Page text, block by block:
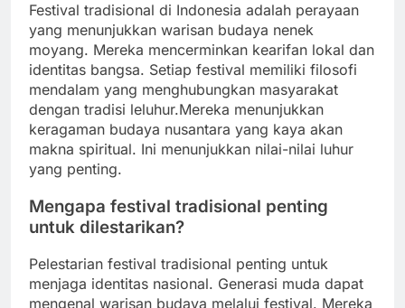
Festival tradisional di Indonesia adalah perayaan
yang menunjukkan warisan budaya nenek
moyang. Mereka mencerminkan kearifan lokal dan
identitas bangsa. Setiap festival memiliki filosofi
mendalam yang menghubungkan masyarakat
dengan tradisi leluhur.Mereka menunjukkan
keragaman budaya nusantara yang kaya akan
makna spiritual. Ini menunjukkan nilai-nilai luhur
yang penting.
Mengapa festival tradisional penting
untuk dilestarikan?
Pelestarian festival tradisional penting untuk
menjaga identitas nasional. Generasi muda dapat
mengenal warisan budaya melalui festival. Mereka